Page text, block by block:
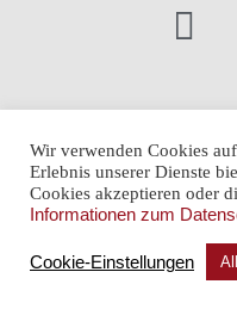
©
Wir verwenden Cookies
Erlebnis unserer Dienste
Cookies akzeptieren oder
Informationen zum
Cookie-Einstellungen